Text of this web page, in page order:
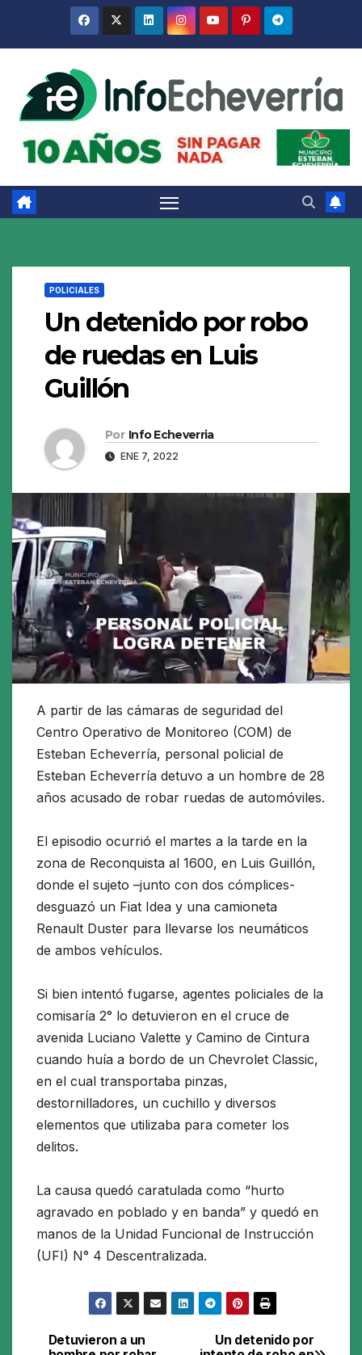
POLICIALES
Un detenido por robo
de ruedas en Luis
Guillón
Por Info Echeverria
ENE 7, 2022
A partir de las cámaras de seguridad del
Centro Operativo de Monitoreo (COM) de
Esteban Echeverría, personal policial de
Esteban Echeverría detuvo a un hombre de 28
años acusado de robar ruedas de automóviles.
El episodio ocurrió el martes a la tarde en la
zona de Reconquista al 1600, en Luis Guillón,
donde el sujeto –junto con dos cómplices-
desguazó un Fiat Idea y una camioneta
Renault Duster para llevarse los neumáticos
de ambos vehículos.
Si bien intentó fugarse, agentes policiales de la
comisaría 2° lo detuvieron en el cruce de
avenida Luciano Valette y Camino de Cintura
cuando huía a bordo de un Chevrolet Classic,
en el cual transportaba pinzas,
destornilladores, un cuchillo y diversos
elementos que utilizaba para cometer los
delitos.
La causa quedó caratulada como “hurto
agravado en poblado y en banda” y quedó en
manos de la Unidad Funcional de Instrucción
(UFI) N° 4 Descentralizada.
Un detenido por
Detuvieron a un